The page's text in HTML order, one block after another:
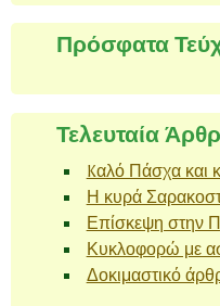
Πρόσφατα
Τελευταία
Kαλό Πάσχα και
Η κυρά
Επίσκεψη στην
Κυκλοφορώ με
Δοκιμαστικό